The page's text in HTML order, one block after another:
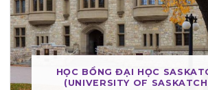
HỌC BỔNG ĐẠI HỌC
(UNIVERSITY OF